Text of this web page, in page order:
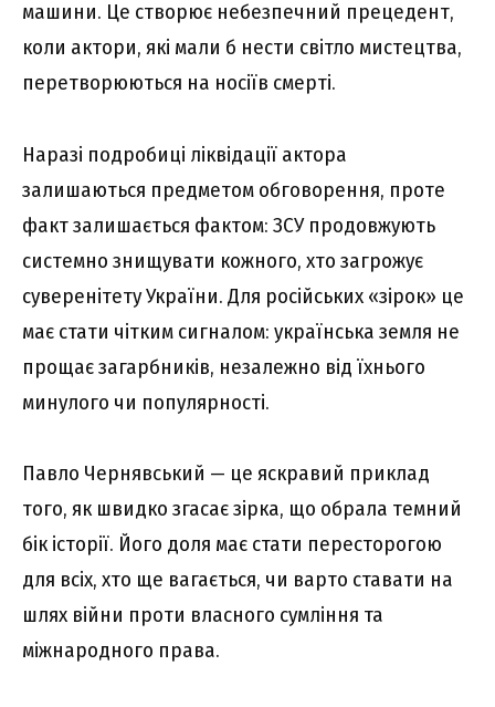
машини. Це створює небезпечний прецедент,
коли актори, які мали б нести світло мистецтва,
перетворюються на носіїв смерті.
Наразі подробиці ліквідації актора
залишаються предметом обговорення, проте
факт залишається фактом: ЗСУ продовжують
системно знищувати кожного, хто загрожує
суверенітету України. Для російських «зірок» це
має стати чітким сигналом: українська земля не
прощає загарбників, незалежно від їхнього
минулого чи популярності.
Павло Чернявський — це яскравий приклад
того, як швидко згасає зірка, що обрала темний
бік історії. Його доля має стати пересторогою
для всіх, хто ще вагається, чи варто ставати на
шлях війни проти власного сумління та
міжнародного права.